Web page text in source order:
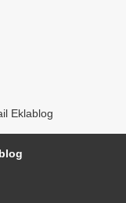
Eklablog